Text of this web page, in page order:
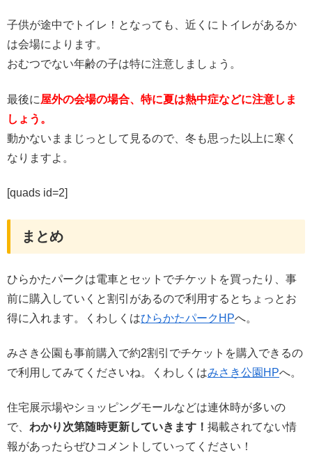
子供が途中でトイレ！となっても、近くにトイレがあるか
は会場によります。
おむつでない年齢の子は特に注意しましょう。
最後に屋外の会場の場合、特に夏は熱中症などに注意しま
しょう。
動かないままじっとして見るので、冬も思った以上に寒く
なりますよ。
[quads id=2]
まとめ
ひらかたパークは電車とセットでチケットを買ったり、事
前に購入していくと割引があるので利用するとちょっとお
得に入れます。くわしくはひらかたパークHPへ。
みさき公園も事前購入で約2割引でチケットを購入できるの
で利用してみてくださいね。くわしくはみさき公園HPへ。
住宅展示場やショッピングモールなどは連休時が多いの
で、 わかり次第随時更新していきます！ 掲載されてない情
報があったらぜひコメントしていってください！